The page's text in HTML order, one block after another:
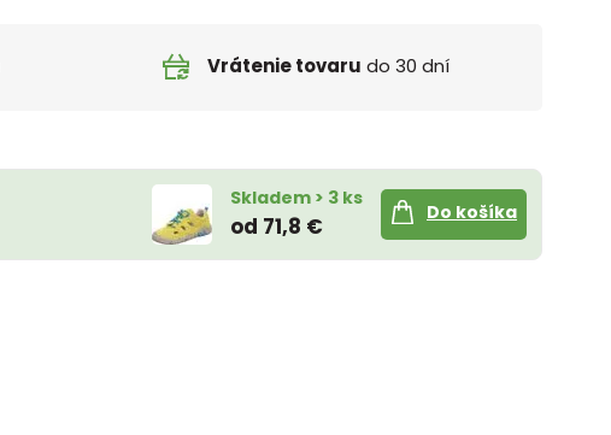
Vrátenie tovaru do 30 dní
Skladem > 3 ks
od 71,8 €
Do košíka